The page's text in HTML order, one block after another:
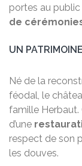
portes au
de
UN
Né de la
féodal, le
famille Herbaut.
d’une
respect de son
les douves.